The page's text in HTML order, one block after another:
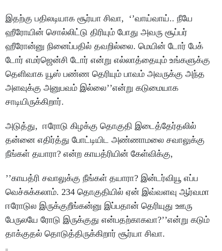
இதற்கு பதிலடியாக சூர்யா சிவா, ‘’வாய்வாய்.. நீயே
ஹீரோயின் சொல்லிட்டு திரியும் போது அவரு சூப்பர்
ஹீரோன்னு நினைப்பதில் தவறில்லை. மெயின் டோர் பேக்
டோர் எமர்ஜென்சி டோர் என்று எல்லாத்தையும் உங்களுக்கு
தெளிவாக யூஸ் பண்ண தெரியும் பாவம் அவருக்கு அந்த
அளவுக்கு அனுபவம் இல்லை’’என்று கடுமையாக
சாடியிருக்கிறார்.
அடுத்து, ஈரோடு கிழக்கு தொகுதி இடைத்தேர்தலில்
தன்னை எதிர்த்து போட்டியிட அண்ணாமலை சவாலுக்கு
நீங்கள் தயாரா? என்ற காயத்ரியின் கேள்விக்கு,
’’காயத்ரி சவாலுக்கு நீங்கள் தயாரா? இன்டர்வியூ எப்ப
வெச்சுக்கலாம். 234 தொகுதியில் ஏன் இவ்வளவு ஆர்வமா
ஈரோடுல இருக்குறீங்கன்னு இப்பதான் தெரியுது ஊரு
பேருலயே ரோடு இருக்குது என்பதற்காகவா?’’என்று கடும்
தாக்குதல் தொடுத்திருக்கிறார் சூர்யா சிவா.